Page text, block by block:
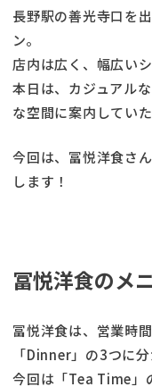
長野駅の善光寺口を
ン。
店内は広く、幅広い
本日は、カジュアル
な空間に案内してい
今回は、冨悦洋食さ
します！
冨悦洋食のメ
冨悦洋食は、営業時
「Dinner」の3つに分
今回は「Tea Time」